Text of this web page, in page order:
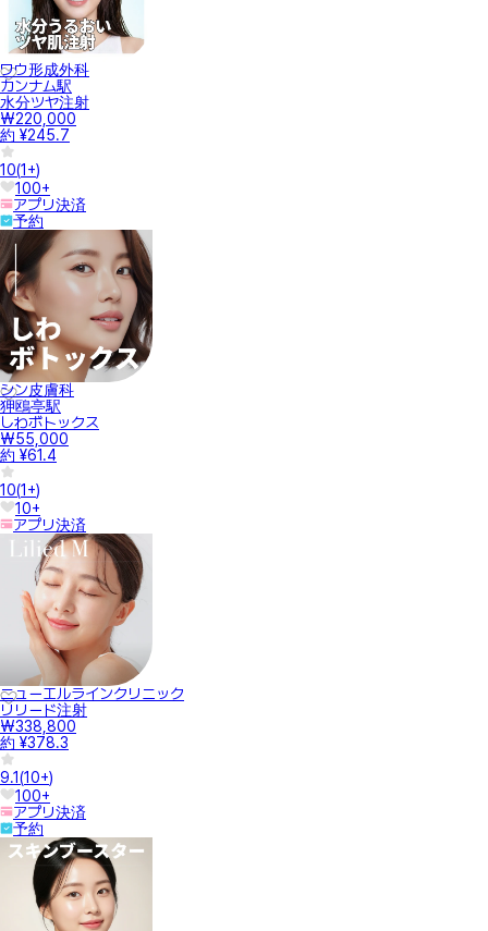
ワウ形成外科
カンナム駅
水分ツヤ注射
₩220,000
約 ¥245.7
10(1+)
100+
アプリ決済
予約
シン皮膚科
狎鴎亭駅
しわボトックス
₩55,000
約 ¥61.4
10(1+)
10+
アプリ決済
ニューエルラインクリニック
リリード注射
₩338,800
約 ¥378.3
9.1(10+)
100+
アプリ決済
予約